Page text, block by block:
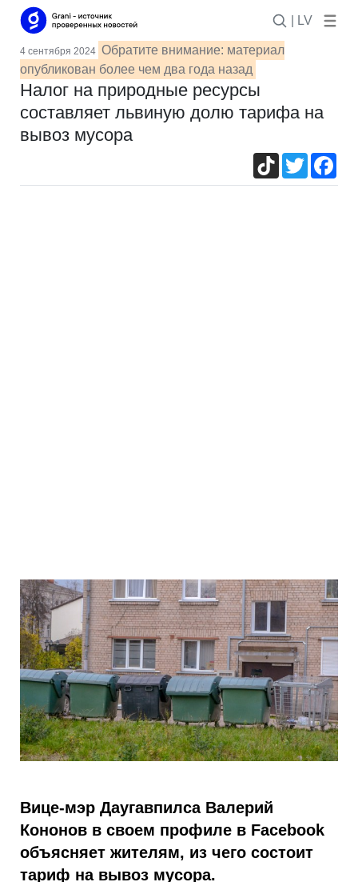
| LV
4 сентября 2024 Обратите внимание: материал
опубликован более чем два года назад
Налог на природные ресурсы
составляет львиную долю тарифа на
вывоз мусора
TikTokTwitter
Вице-мэр Даугавпилса Валерий
Кононов в своем профиле в Facebook
объясняет жителям, из чего состоит
тариф на вывоз мусора.